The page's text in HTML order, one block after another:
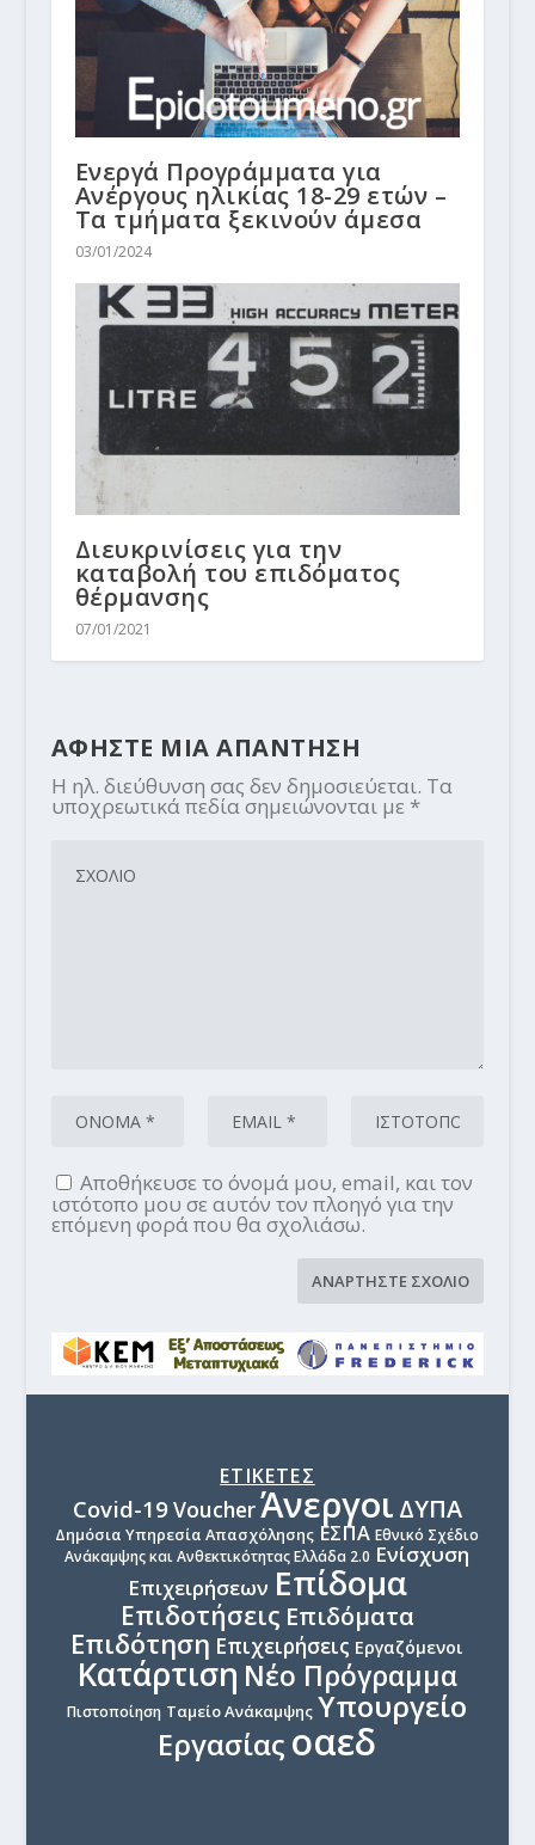
Ενεργά Προγράμματα για
Ανέργους ηλικίας 18-29 ετών –
Τα τμήματα ξεκινούν άμεσα
03/01/2024
Διευκρινίσεις για την
καταβολή του επιδόματος
θέρμανσης
07/01/2021
ΑΦΗΣΤΕ ΜΙΑ ΑΠΑΝΤΗΣΗ
Η ηλ. διεύθυνση σας δεν δημοσιεύεται. Τα
υποχρεωτικά πεδία σημειώνονται με *
Αποθήκευσε το όνομά μου, email, και τον
ιστότοπο μου σε αυτόν τον πλοηγό για την
επόμενη φορά που θα σχολιάσω.
ΕΤΙΚΕΤΕΣ
Covid-19VoucherΆνεργοι ΔΥΠΑ
Δημόσια Υπηρεσία Απασχόλησης ΕΣΠΑ Εθνικό Σχέδιο
Ανάκαμψης και Ανθεκτικότητας Ελλάδα 2.0 Ενίσχυση
Επιχειρήσεων Επίδομα
Επιδοτήσεις Επιδόματα
Επιδότηση Επιχειρήσεις Εργαζόμενοι
Κατάρτιση Νέο Πρόγραμμα
Πιστοποίηση Ταμείο Ανάκαμψης Υπουργείο
Εργασίας οαεδ